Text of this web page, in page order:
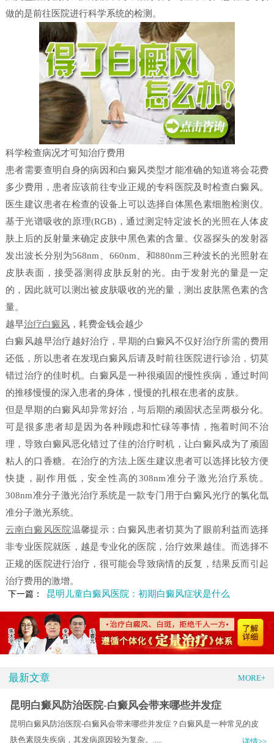
做的是前往医院进行科学系统的检测。
科学检查病况才可知治疗费用
患者需要查明自身的病因和白癜风类型才能准确的知道将会花费
多少费用，患者应该前往专业正规的专科医院及时检查白癜风。
医生建议患者在检查的设备上可以选择自体黑色素细胞检测仪。
基于光谱吸收的原理(RGB)，通过测定特定波长的光照在人体皮
肤上后的反射量来确定皮肤中黑色素的含量。仪器探头的发射器
发出波长分别为568nm、660nm、和880nm三种波长的光照射在
皮肤表面，接受器测得皮肤反射的光。由于发射光的量是一定
的，因此就可以测出被皮肤吸收的光的量，测出皮肤黑色素的含
量。
越早治疗白癜风 ，耗费金钱会越少
白癜风越早治疗越好治疗，早期的白癜风不仅好治疗所需的费用
还低，所以患者在发现白癜风后请及时前往医院进行诊治，切莫
错过治疗的佳时机。白癜风是一种很顽固的慢性疾病，通过时间
的推移慢慢的深入患者的身体，慢慢的扎根在患者的皮肤。
但是早期的白癜风却异常好治，与后期的顽固状态呈两极分化。
可是很多患者却是因为各种顾虑和忙碌等事情，拖着时间不治
理，导致白癜风恶化错过了佳的治疗时机，让白癜风成为了顽固
粘人的口香糖。在治疗的方法上医生建议患者可以选择比较方便
快捷，副作用低，安全性高的308nm准分子激光治疗系统。
308nm准分子激光治疗系统是一款专门用于白癜风光疗的氯化氙
准分子激光系统。
云南白癜风医院温馨提示：白癜风患者切莫为了眼前利益而选择
非专业医院就医，越是专业化的医院，治疗效果越佳。而选择不
正规的医院进行治疗，很可能会导致病情的反复，结果反而引起
治疗费用的激增。
下一篇： 昆明儿童白癜风医院：初期白癜风症状是什么
最新文章 MORE+
昆明白癜风防治医院-白癜风会带来哪些并发症
昆明白癜风防治医院-白癜风会带来哪些并发症？白癜风是一种常见的皮
肤色素脱失疾病，其发病原因较为复杂。.....